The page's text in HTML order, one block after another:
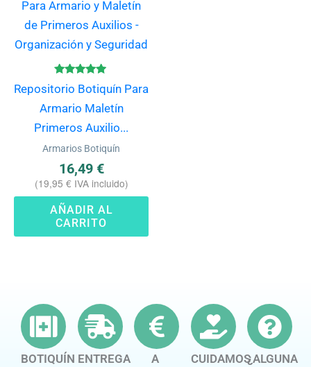
Valorado
con
4.80
de 5
Repositorio Botiquín Para
Armario Maletín
Primeros Auxilio...
Armarios Botiquín
16,49 €
(19,95 € IVA incluido)
AÑADIR AL
CARRITO
BOTIQUÍN ENTREGA
A
CUIDAMOS¿ALGUNA